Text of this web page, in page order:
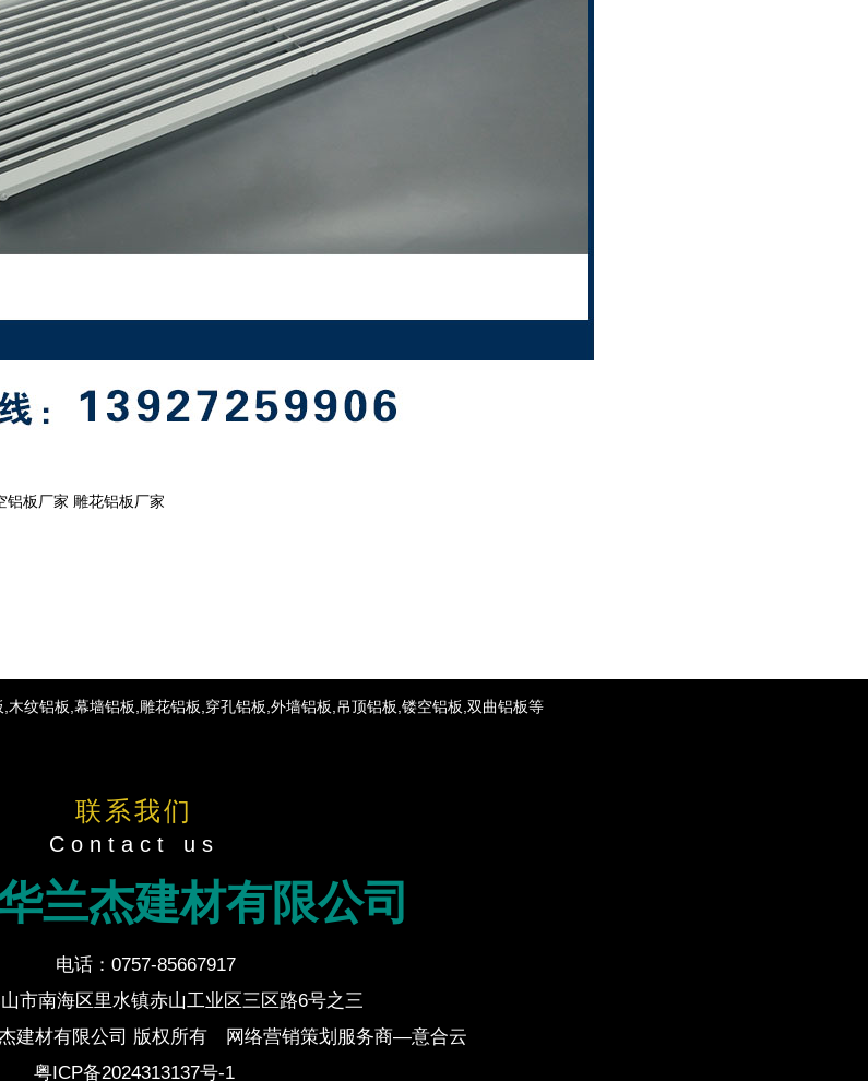
铝板厂家 雕花铝板厂家
纹铝板,幕墙铝板,雕花铝板,穿孔铝板,外墙铝板,吊顶铝板,镂空铝板,双曲铝板等
联系我们
Contact us
兰杰建材有限公司
电话：0757-85667917
市南海区里水镇赤山工业区三区路6号之三
建材有限公司 版权所有 网络营销策划服务商—意合云
粤ICP备2024313137号-1